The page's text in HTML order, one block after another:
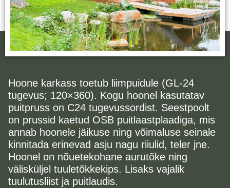
Hoone karkass toetub liimpuidule (GL-24
tugevus; 120×360). Kogu hoonel kasutatav
puitpruss on C24 tugevussordist. Seestpoolt
on prussid kaetud OSB puitlaastplaadiga, mis
annab hoonele jäikuse ning võimaluse seinale
kinnitada erinevad asju nagu riiulid, teler jne.
Hoonel on nõuetekohane aurutõke ning
välisküljel tuuletõkkekips. Lisaks vajalik
tuulutusliist ja puitlaudis.